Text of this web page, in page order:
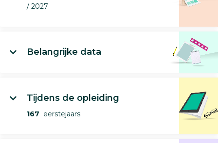
/ 2027
Belangrijke data
Tijdens de opleiding
167 eerstejaars